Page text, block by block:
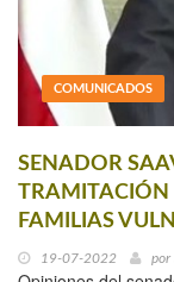
COMUNICADOS
SENADOR
TRAMITACIÓN
FAMILIAS
19-07-2022 por